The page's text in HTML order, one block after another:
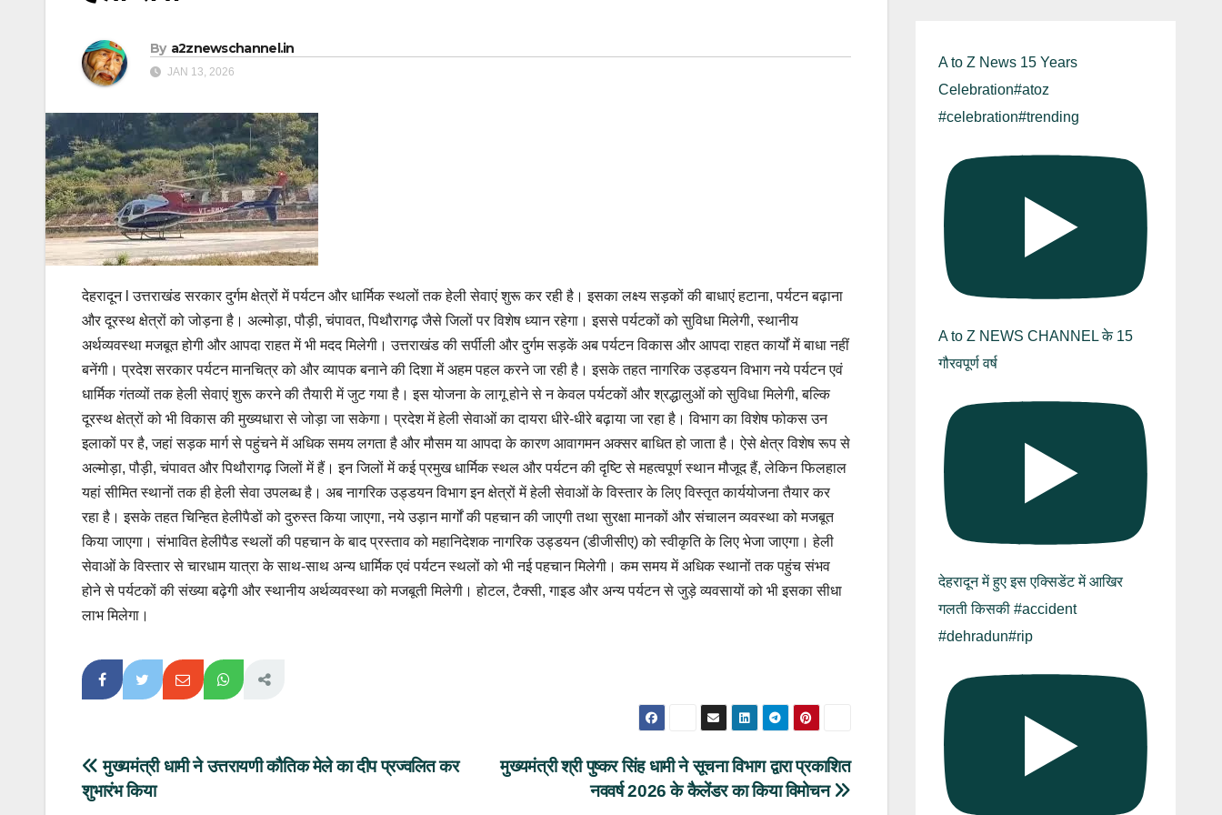
By a2znewschannel.in
JAN 13, 2026
देहरादून l उत्तराखंड सरकार दुर्गम क्षेत्रों में पर्यटन और धार्मिक स्थलों तक हेली सेवाएं शुरू कर रही है। इसका लक्ष्य सड़कों की बाधाएं हटाना, पर्यटन बढ़ाना
और दूरस्थ क्षेत्रों को जोड़ना है। अल्मोड़ा, पौड़ी, चंपावत, पिथौरागढ़ जैसे जिलों पर विशेष ध्यान रहेगा। इससे पर्यटकों को सुविधा मिलेगी, स्थानीय
अर्थव्यवस्था मजबूत होगी और आपदा राहत में भी मदद मिलेगी। उत्तराखंड की सर्पीली और दुर्गम सड़कें अब पर्यटन विकास और आपदा राहत कार्यों में बाधा नहीं
बनेंगी। प्रदेश सरकार पर्यटन मानचित्र को और व्यापक बनाने की दिशा में अहम पहल करने जा रही है। इसके तहत नागरिक उड्डयन विभाग नये पर्यटन एवं
धार्मिक गंतव्यों तक हेली सेवाएं शुरू करने की तैयारी में जुट गया है। इस योजना के लागू होने से न केवल पर्यटकों और श्रद्धालुओं को सुविधा मिलेगी, बल्कि
दूरस्थ क्षेत्रों को भी विकास की मुख्यधारा से जोड़ा जा सकेगा। प्रदेश में हेली सेवाओं का दायरा धीरे-धीरे बढ़ाया जा रहा है। विभाग का विशेष फोकस उन
इलाकों पर है, जहां सड़क मार्ग से पहुंचने में अधिक समय लगता है और मौसम या आपदा के कारण आवागमन अक्सर बाधित हो जाता है। ऐसे क्षेत्र विशेष रूप से
अल्मोड़ा, पौड़ी, चंपावत और पिथौरागढ़ जिलों में हैं। इन जिलों में कई प्रमुख धार्मिक स्थल और पर्यटन की दृष्टि से महत्वपूर्ण स्थान मौजूद हैं, लेकिन फिलहाल
यहां सीमित स्थानों तक ही हेली सेवा उपलब्ध है। अब नागरिक उड्डयन विभाग इन क्षेत्रों में हेली सेवाओं के विस्तार के लिए विस्तृत कार्ययोजना तैयार कर
रहा है। इसके तहत चिन्हित हेलीपैडों को दुरुस्त किया जाएगा, नये उड़ान मार्गों की पहचान की जाएगी तथा सुरक्षा मानकों और संचालन व्यवस्था को मजबूत
किया जाएगा। संभावित हेलीपैड स्थलों की पहचान के बाद प्रस्ताव को महानिदेशक नागरिक उड्डयन (डीजीसीए) को स्वीकृति के लिए भेजा जाएगा। हेली
सेवाओं के विस्तार से चारधाम यात्रा के साथ-साथ अन्य धार्मिक एवं पर्यटन स्थलों को भी नई पहचान मिलेगी। कम समय में अधिक स्थानों तक पहुंच संभव
होने से पर्यटकों की संख्या बढ़ेगी और स्थानीय अर्थव्यवस्था को मजबूती मिलेगी। होटल, टैक्सी, गाइड और अन्य पर्यटन से जुड़े व्यवसायों को भी इसका सीधा
लाभ मिलेगा।
Post
मुख्यमंत्री श्री पुष्कर सिंह धामी ने सूचना विभाग द्वारा प्रकाशित
नववर्ष 2026 के कैलेंडर का किया विमोचन
मुख्यमंत्री धामी ने उत्तरायणी कौतिक मेले का दीप प्रज्वलित कर
शुभारंभ किया
A to Z News 15 Years
Celebration#atoz
#celebration#trending
A to Z NEWS CHANNEL के 15
गौरवपूर्ण वर्ष
देहरादून में हुए इस एक्सिडेंट में आखिर
गलती किसकी #accident
#dehradun#rip